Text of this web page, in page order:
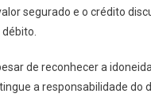
segurado e o crédito
de reconhecer a
a responsabilidade do